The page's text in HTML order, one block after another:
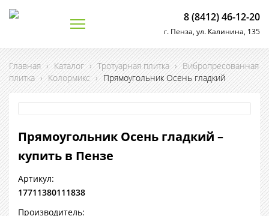
8 (8412) 46-12-20
г. Пенза, ул. Калинина, 135
Главная › Каталог › Тротуарная плитка › Вибропресованная
плитка › Колормикс › Прямоугольник Осень гладкий
Прямоугольник Осень гладкий –
купить в Пензе
Артикул:
17711380111838
Производитель: